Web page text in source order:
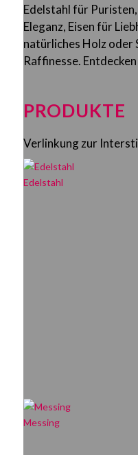
Edelstahl für
Eleganz, Eisen für
natürliches Holz oder
Raffinesse.
PRODUKTE
Verlinkung zur
Edelstahl
Messing